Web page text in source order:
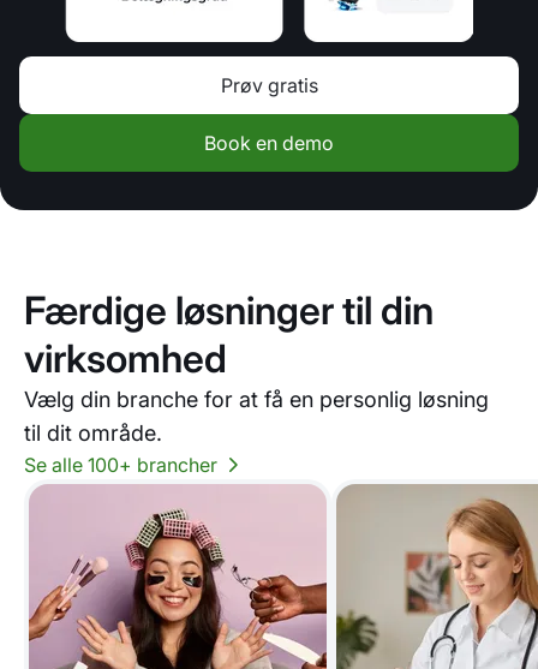
Prøv gratis
Book en demo
Færdige løsninger til din
virksomhed
Vælg din branche for at få en personlig løsning
til dit område.
Se alle 100+ brancher